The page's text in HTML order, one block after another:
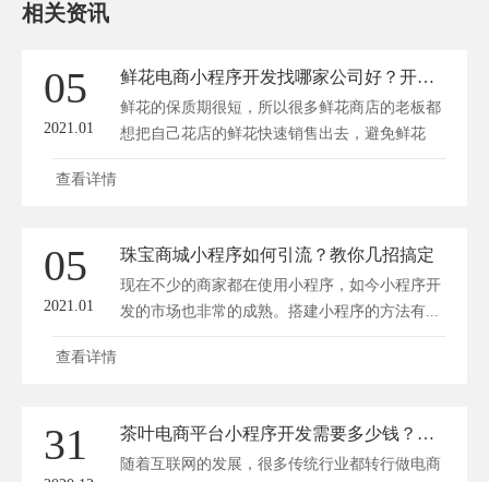
相关资讯
05
2021.01
鲜花电商小程序开发找哪家公司好？开发小程序能带来顾客吗？
鲜花的保质期很短，所以很多鲜花商店的老板都
想把自己花店的鲜花快速销售出去，避免鲜花
枯...
查看详情
05
2021.01
珠宝商城小程序如何引流？教你几招搞定
现在不少的商家都在使用小程序，如今小程序开
发的市场也非常的成熟。搭建小程序的方法有...
查看详情
31 茶叶电商平台小程序开发需要多少钱？如何找专业的公司做小程序？
随着互联网的发展，很多传统行业都转行做电商